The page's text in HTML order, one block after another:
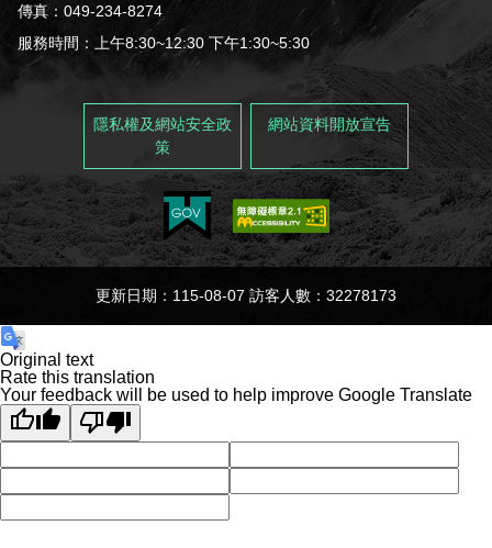
傳真：049-234-8274
服務時間：上午8:30~12:30 下午1:30~5:30
隱私權及網站安全政
策
網站資料開放宣告
更新日期：115-08-07 訪客人數：32278173
Original text
Rate this translation
Your feedback will be used to help improve Google Translate